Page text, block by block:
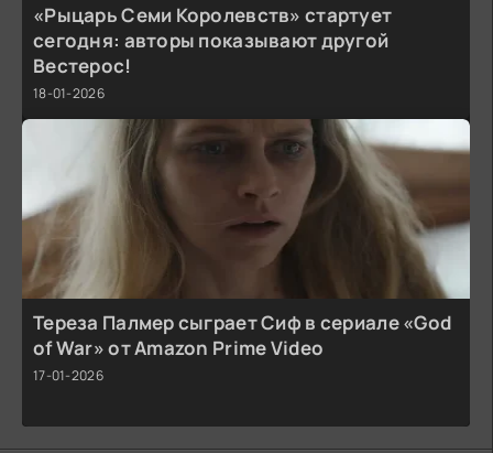
«Рыцарь Семи Королевств» стартует
сегодня: авторы показывают другой
Вестерос!
18-01-2026
Тереза Палмер сыграет Сиф в сериале «God
of War» от Amazon Prime Video
17-01-2026